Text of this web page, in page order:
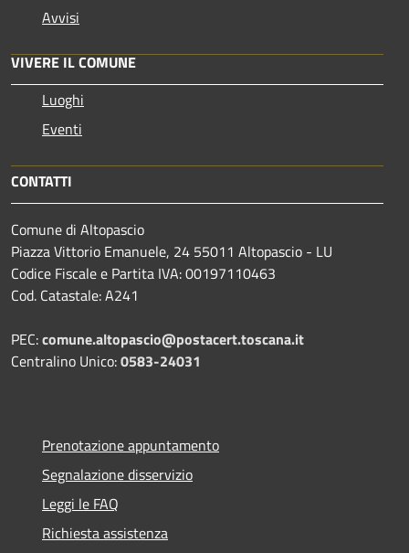
Avvisi
VIVERE IL COMUNE
Luoghi
Eventi
CONTATTI
Comune di Altopascio
Piazza Vittorio Emanuele, 24 55011 Altopascio - LU
Codice Fiscale e Partita IVA: 00197110463
Cod. Catastale: A241
PEC:comune.altopascio@postacert.toscana.it
Centralino Unico:0583-24031
Prenotazione appuntamento
Segnalazione disservizio
Leggi le FAQ
Richiesta assistenza